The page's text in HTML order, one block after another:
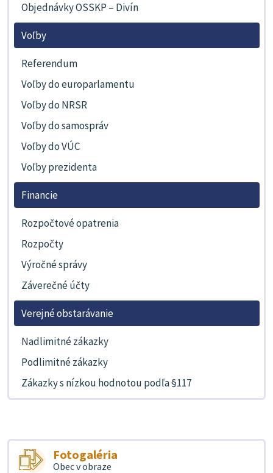
Objednávky OSSKP – Divín
Voľby
Referendum
Voľby do europarlamentu
Voľby do NRSR
Voľby do samospráv
Voľby do VÚC
Voľby prezidenta
Financie
Rozpočtové opatrenia
Rozpočty
Výročné správy
Záverečné účty
Verejné obstarávanie
Nadlimitné zákazky
Podlimitné zákazky
Zákazky s nízkou hodnotou podľa §117
Fotogaléria
Obec v obraze